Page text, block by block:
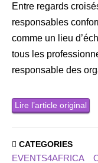
Entre regards
responsables
comme un lieu
tous les
responsable des
Lire l’article original
CATEGORIES
EVENTS4AFRICA